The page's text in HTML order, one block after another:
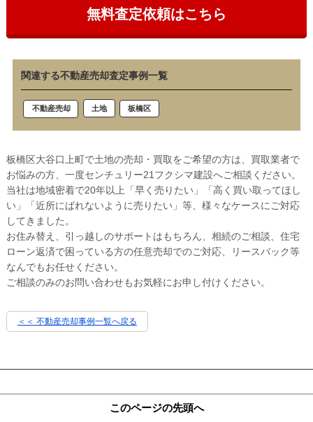
無料査定依頼はこちら
関連する不動産売却査定事例一覧
不動産売却 土地 板橋区
板橋区大谷口上町で土地の売却・買取をご希望の方は、買取業者で
お悩みの方、一度センチュリー21フクシマ建設へご相談ください。
当社は地域密着で20年以上「早く売りたい」「高く買い取ってほし
い」「近所にばれないように売りたい」等、様々なケースにご対応
してきました。
お住み替え、引っ越しのサポートはもちろん、相続のご相談、住宅
ローン返済で困っている方の任意売却でのご対応、リースバック等
なんでもお任せください。
ご相談のみのお問い合わせもお気軽にお申し付けください。
＜＜ 不動産売却事例一覧へ戻る
このページの先頭へ